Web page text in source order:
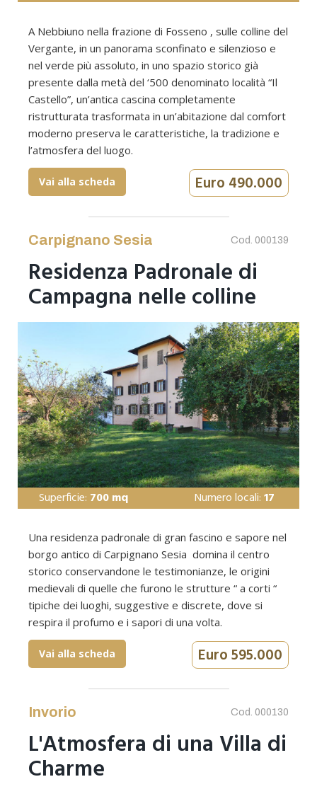
A Nebbiuno nella frazione di Fosseno , sulle colline del
Vergante, in un panorama sconfinato e silenzioso e
nel verde più assoluto, in uno spazio storico già
presente dalla metà del ‘500 denominato località “Il
Castello”, un’antica cascina completamente
ristrutturata trasformata in un’abitazione dal comfort
moderno preserva le caratteristiche, la tradizione e
l’atmosfera del luogo.
Euro 490.000
Vai alla scheda
Superficie: 700 mq Numero locali:17
Carpignano Sesia Cod. 000139
Residenza Padronale di
Campagna nelle colline
Novaresi
Una residenza padronale di gran fascino e sapore nel
borgo antico di Carpignano Sesia domina il centro
storico conservandone le testimonianze, le origini
medievali di quelle che furono le strutture “ a corti “
tipiche dei luoghi, suggestive e discrete, dove si
respira il profumo e i sapori di una volta.
Euro 595.000
Vai alla scheda
Invorio Cod. 000130
L'Atmosfera di una Villa di
Charme